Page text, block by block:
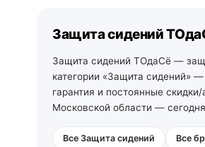
Защита сидений
Защита сидений ТОдаСё —
категории «Защита сидений» —
гарантия и постоянные
Московской области —
Все Защита сидений Все